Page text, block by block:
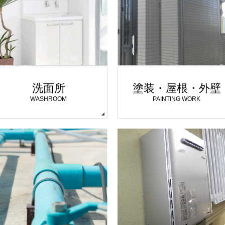
洗面所
WASHROOM
塗装・屋根・外壁
PAINTING WORK